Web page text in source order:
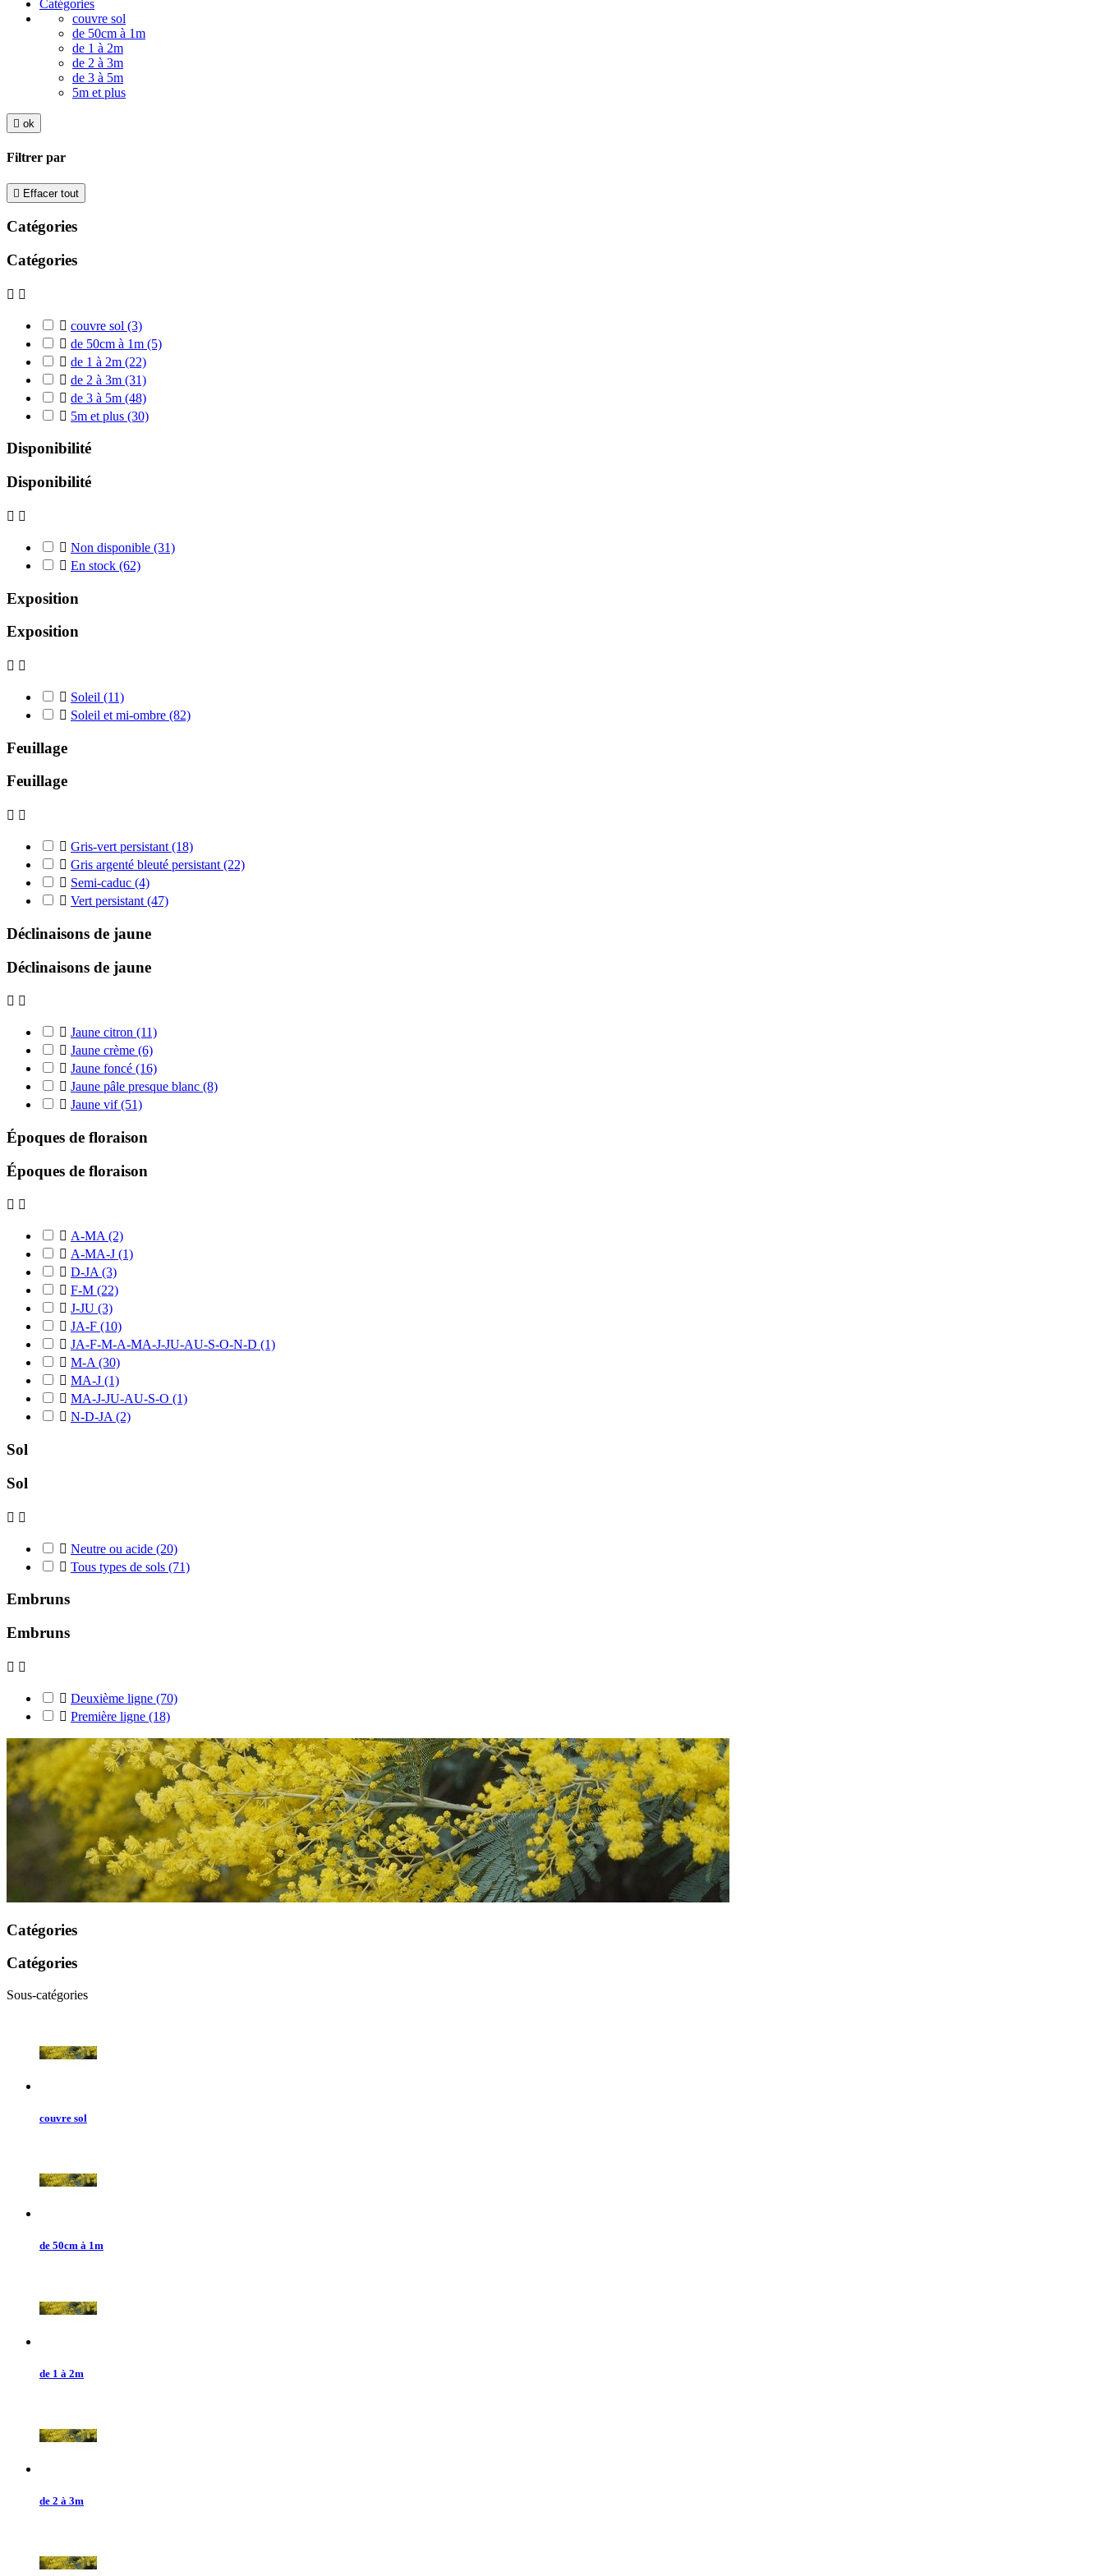
Catégories
couvre sol
de 50cm à 1m
de 1 à 2m
de 2 à 3m
de 3 à 5m
5m et plus
 ok
Filtrer par
 Effacer tout
Catégories
Catégories
 
 couvre sol (3)
 de 50cm à 1m (5)
 de 1 à 2m (22)
 de 2 à 3m (31)
 de 3 à 5m (48)
 5m et plus (30)
Disponibilité
Disponibilité
 
 Non disponible (31)
 En stock (62)
Exposition
Exposition
 
 Soleil (11)
 Soleil et mi-ombre (82)
Feuillage
Feuillage
 
 Gris-vert persistant (18)
 Gris argenté bleuté persistant (22)
 Semi-caduc (4)
 Vert persistant (47)
Déclinaisons de jaune
Déclinaisons de jaune
 
 Jaune citron (11)
 Jaune crème (6)
 Jaune foncé (16)
 Jaune pâle presque blanc (8)
 Jaune vif(51)
Époques de floraison
Époques de floraison
 
 A-MA(2)
 A-MA-J (1)
 D-JA(3)
 F-M (22)
 J-JU (3)
 JA-F (10)
 JA-F-M-A-MA-J-JU-AU-S-O-N-D (1)
 M-A(30)
 MA-J (1)
 MA-J-JU-AU-S-O (1)
 N-D-JA(2)
Sol
Sol
 
 Neutre ou acide (20)
 Tous types de sols (71)
Embruns
Embruns
 
 Deuxième ligne (70)
 Première ligne (18)
Catégories
Catégories
Sous-catégories
couvre sol
de 50cm à 1m
de 1 à 2m
de 2 à 3m